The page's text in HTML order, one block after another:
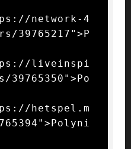
network-4
39765217">P
liveinspi
39765350">Po
hetspel.m